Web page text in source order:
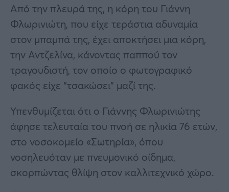
Από την πλευρά της, η κόρη του Γιάννη
Φλωρινιώτη, που είχε τεράστια αδυναμία
στον μπαμπά της, έχει αποκτήσει μια κόρη,
την Αντζελίνα, κάνοντας παππού τον
τραγουδιστή, τον οποίο ο φωτογραφικό
φακός είχε “τσακώσει” μαζί της.
Υπενθυμίζεται ότι ο Γιάννης Φλωρινιώτης
άφησε τελευταία του πνοή σε ηλικία 76 ετών,
στο νοσοκομείο «Σωτηρία», όπου
νοσηλευόταν με πνευμονικό οίδημα,
σκορπώντας θλίψη στον καλλιτεχνικό χώρο.